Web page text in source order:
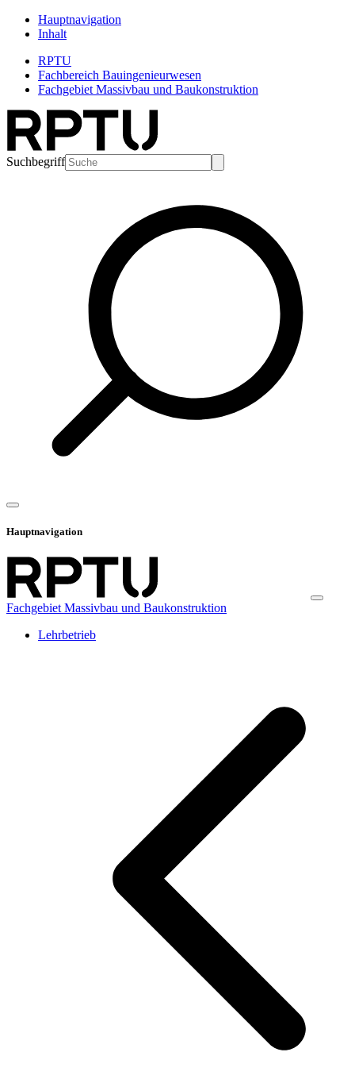
Hauptnavigation
Inhalt
RPTU
Fachbereich Bauingenieurwesen
Fachgebiet Massivbau und Baukonstruktion
Suchbegriff
Hauptnavigation
Fachgebiet Massivbau und Baukonstruktion
Lehrbetrieb